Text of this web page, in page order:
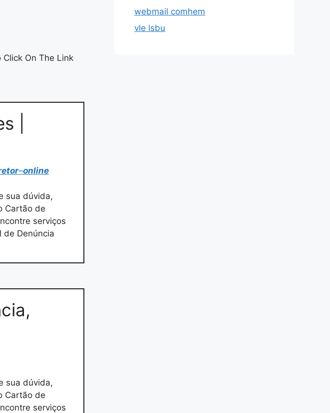
Click On The Link
|
–online
sua dúvida,
Cartão de
serviços
de Denúncia
sua dúvida,
Cartão de
serviços
webmail comhem
vle lsbu